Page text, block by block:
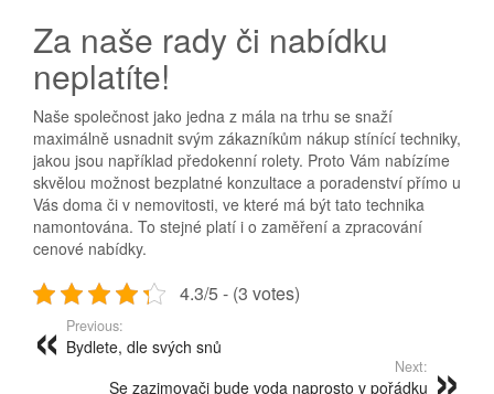
Za naše rady či nabídku
neplatíte!
Naše společnost jako jedna z mála na trhu se snaží
maximálně usnadnit svým zákazníkům nákup stínící techniky,
jakou jsou například předokenní rolety. Proto Vám nabízíme
skvělou možnost bezplatné konzultace a poradenství přímo u
Vás doma či v nemovitosti, ve které má být tato technika
namontována. To stejné platí i o zaměření a zpracování
cenové nabídky.
4.3/5 - (3 votes)
Previous:
Bydlete, dle svých snů
Next:
Se zazimovači bude voda naprosto v pořádku